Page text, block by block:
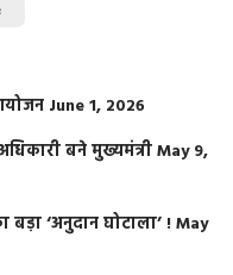
June 1, 2026
बने मुख्यमंत्रीMay 9,
‘अनुदान घोटाला’ !May